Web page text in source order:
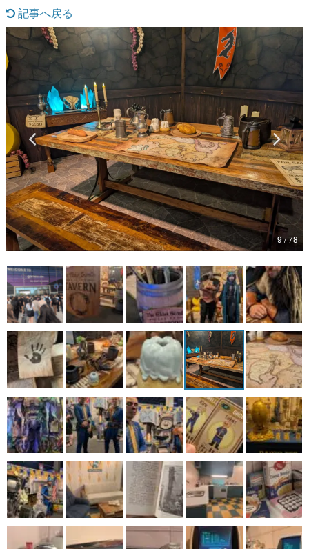
なんでゲームは面白い？
ゲーム開発者・hamatsu氏がゲームの魅力を画面や操作の
具体的な形から解き明かしていく、硬派で骨太な評論連載
です。
ゲームが変えた日本語
「経験値」「裏技」「ラスボス」… ゲームにまつわる言葉
の起源や用法の変遷を、コンピューター文化史研究家・タ
イニーP氏が徹底調査。
カテゴリ
特集記事
マンガ
女性向け
アプリレビュー
その他
電ファミニコゲーマーとは？
運営：株式会社マレ
記事へ戻る
9 / 78